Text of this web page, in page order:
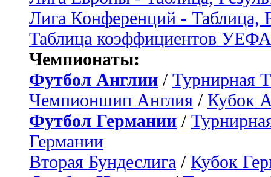
Лига Конференций - Таблица,
Таблица коэффициентов УЕФА
Чемпионаты:
Футбол Англии / Турнирная
Чемпионшип Англия / Кубок
Футбол Германии /
Германии
Вторая Бундеслига / Кубок